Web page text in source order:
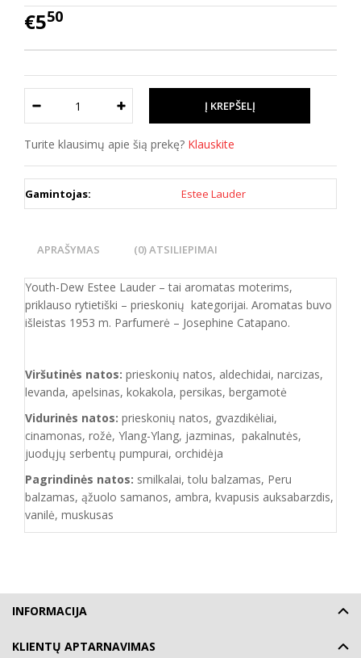
€550
Turite klausimų apie šią prekę? Klauskite
Gamintojas: Estee Lauder
APRAŠYMAS (0) ATSILIEPIMAI
Youth-Dew Estee Lauder – tai aromatas moterims,
priklauso rytietiški – prieskonių kategorijai. Aromatas buvo
išleistas 1953 m. Parfumerė – Josephine Catapano.
Viršutinės natos: prieskonių natos, aldechidai, narcizas,
levanda, apelsinas, kokakola, persikas, bergamotė
Vidurinės natos: prieskonių natos, gvazdikėliai,
cinamonas, rožė, Ylang-Ylang, jazminas, pakalnutės,
juodųjų serbentų pumpurai, orchidėja
Pagrindinės natos: smilkalai, tolu balzamas, Peru
balzamas, ąžuolo samanos, ambra, kvapusis auksabarzdis,
vanilė, muskusas
INFORMACIJA
KLIENTŲ APTARNAVIMAS